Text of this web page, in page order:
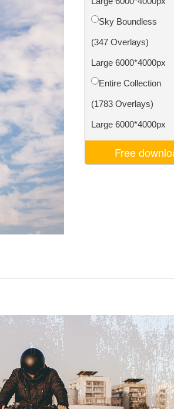
Video Editing Services
Sky Boundless
(347 Overlays)
Large 6000*4000px
Entire Collection
(1783 Overlays)
Large 6000*4000px
Free